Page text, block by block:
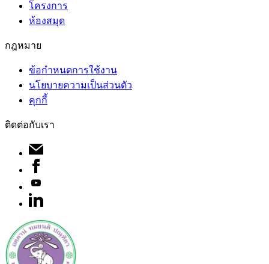
โครงการ
ห้องสมุด
กฎหมาย
ข้อกำหนดการใช้งาน
นโยบายความเป็นส่วนตัว
คุกกี้
ติดต่อกับเรา